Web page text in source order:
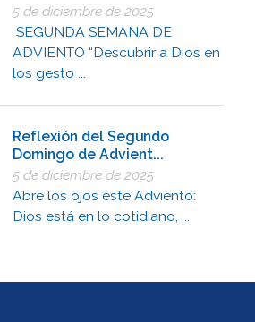
5 de diciembre de 2025
SEGUNDA SEMANA DE
ADVIENTO “Descubrir a Dios en
los gesto ...
Reflexión del Segundo
Domingo de Advient...
5 de diciembre de 2025
Abre los ojos este Adviento:
Dios está en lo cotidiano, ...